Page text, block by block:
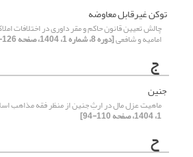
توکن غیرقابل معاوضه
چالش تعیین قانون حاکم و مقر داوری در اختلافات
امامیه و شافعی[دوره 8، شماره 1، 1404، صفحه 126-111]
ج
جنین
ماهیت عزل مال در ارثِ جنین از منظر فقه مذاهب
1، 1404، صفحه 110-94]
ح